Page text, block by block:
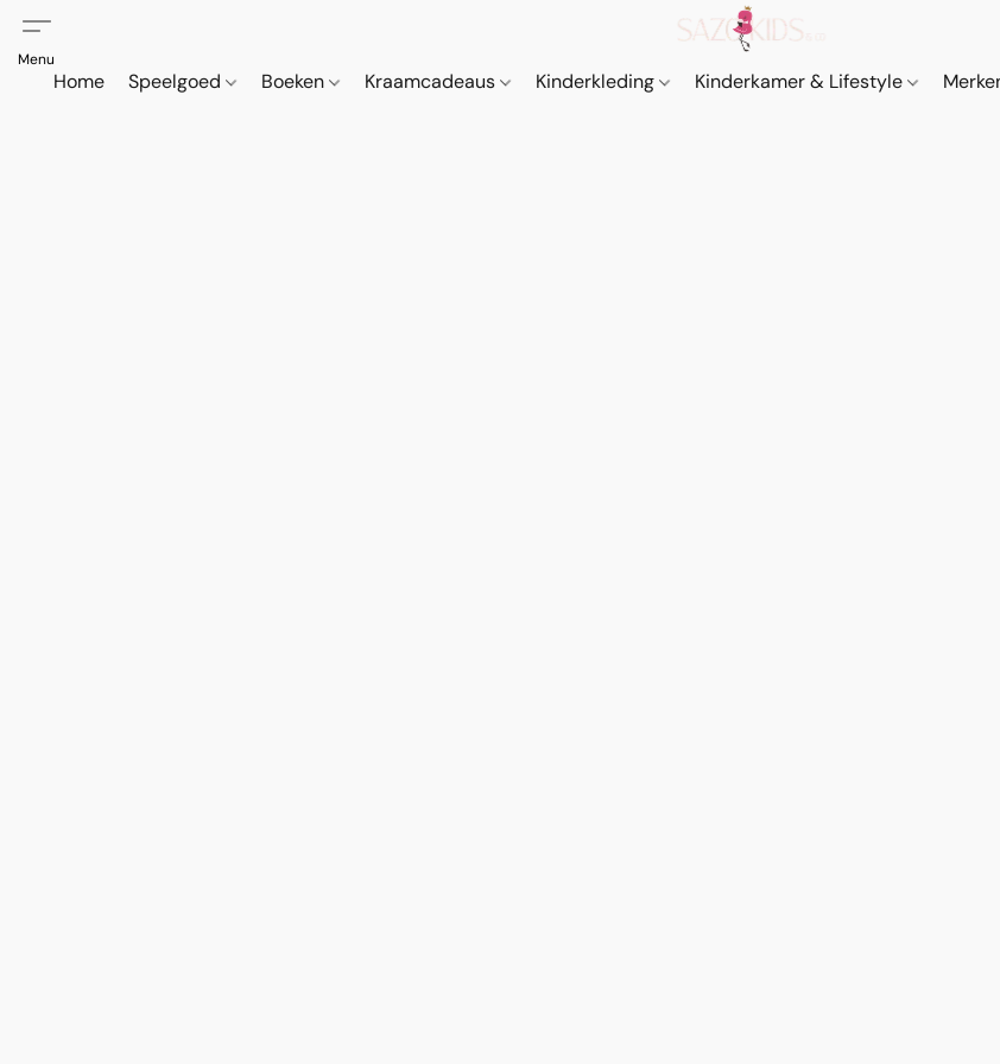
Home Speelgoed Boeken Kraamcadeaus Kinderkleding Kinderkamer & Lifestyle